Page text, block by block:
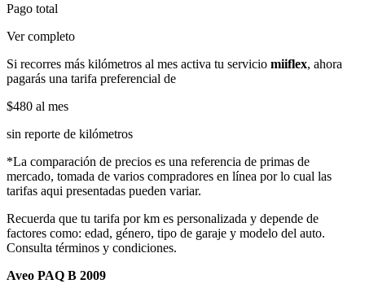
Pago total
Ver completo
Si recorres más kilómetros al mes activa tu servicio miiflex, ahora
pagarás una tarifa preferencial de
$480 al mes
sin reporte de kilómetros
*La comparación de precios es una referencia de primas de
mercado, tomada de varios compradores en línea por lo cual las
tarifas aqui presentadas pueden variar.
Recuerda que tu tarifa por km es personalizada y depende de
factores como: edad, género, tipo de garaje y modelo del auto.
Consulta términos y condiciones.
Aveo PAQ B 2009